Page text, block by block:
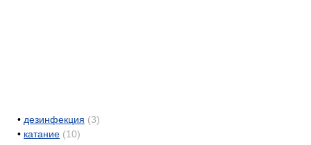
• дезинфекция (3)
• катание (10)